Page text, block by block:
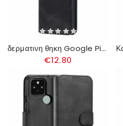
δερματινη θηκη Google Pixel 5 Faux Leather Basic
€12.80